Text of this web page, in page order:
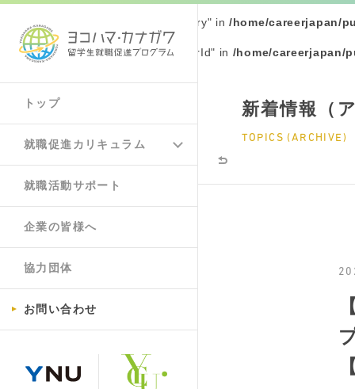
トップ
就職促進カリキュラム
就職活動サポート
企業の皆様へ
協力団体
お問い合わせ
Warning : Undefined array key "query" in/home/careerjapan/
Warning: Undefined array key "yearId" in /home/careerjapan/
新着情報（
TOPICS (ARCHIVE)